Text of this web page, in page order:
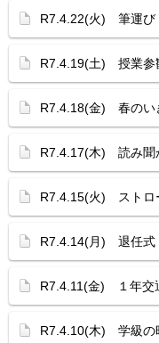
R7.4.22(火) 筆運び
R7.4.19(土) 授業参
R7.4.18(金) 春のい
R7.4.17(木) 読み聞
R7.4.15(火) ストロ
R7.4.14(月) 退任式
R7.4.11(金) １年交
R7.4.10(木) 学級の